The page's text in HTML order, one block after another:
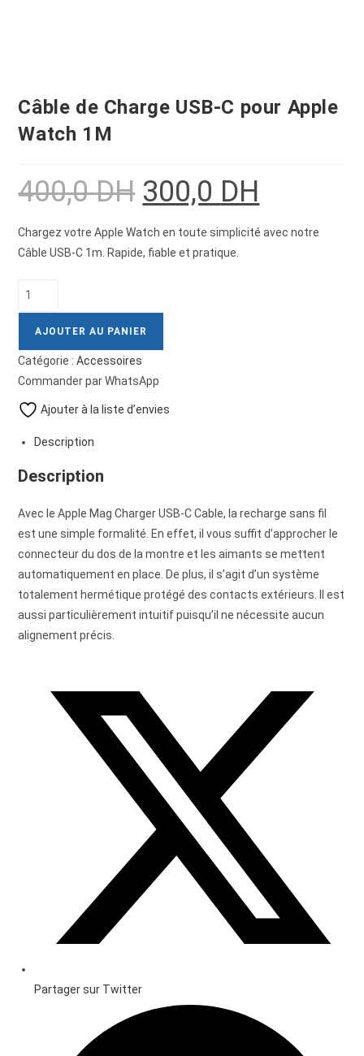
Câble de Charge USB-C pour Apple
Watch 1M
400,0DH 300,0 DH
Chargez votre Apple Watch en toute simplicité avec notre
Câble USB-C 1m. Rapide, fiable et pratique.
AJOUTER AU PANIER
Catégorie :Accessoires
Commander par WhatsApp
Ajouter à la liste d’envies
Description
Description
Avec le Apple Mag Charger USB-C Cable, la recharge sans fil
est une simple formalité. En effet, il vous suffit d’approcher le
connecteur du dos de la montre et les aimants se mettent
automatiquement en place. De plus, il s’agit d’un système
totalement hermétique protégé des contacts extérieurs. Il est
aussi particulièrement intuitif puisqu’il ne nécessite aucun
alignement précis.
Partager sur Twitter